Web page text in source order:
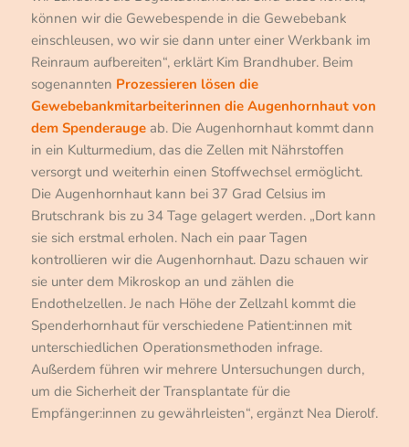
können wir die Gewebespende in die Gewebebank
einschleusen, wo wir sie dann unter einer Werkbank im
Reinraum aufbereiten“, erklärt Kim Brandhuber. Beim
sogenannten Prozessieren lösen die
Gewebebankmitarbeiterinnen die Augenhornhaut von
dem Spenderaugeab. Die Augenhornhaut kommt dann
in ein Kulturmedium, das die Zellen mit Nährstoffen
versorgt und weiterhin einen Stoffwechsel ermöglicht.
Die Augenhornhaut kann bei 37 Grad Celsius im
Brutschrank bis zu 34 Tage gelagert werden. „Dort kann
sie sich erstmal erholen. Nach ein paar Tagen
kontrollieren wir die Augenhornhaut. Dazu schauen wir
sie unter dem Mikroskop an und zählen die
Endothelzellen. Je nach Höhe der Zellzahl kommt die
Spenderhornhaut für verschiedene Patient:innen mit
unterschiedlichen Operationsmethoden infrage.
Außerdem führen wir mehrere Untersuchungen durch,
um die Sicherheit der Transplantate für die
Empfänger:innen zu gewährleisten“, ergänzt Nea Dierolf.